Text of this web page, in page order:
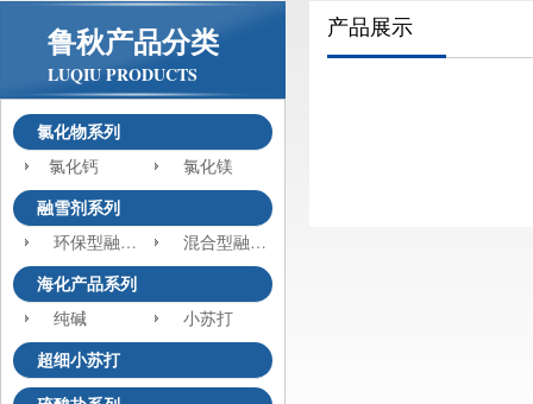
鲁秋产品分类
LUQIU PRODUCTS
氯化物系列
氯化钙 氯化镁
融雪剂系列
环保型融雪剂 混合型融雪剂
海化产品系列
纯碱 小苏打
超细小苏打
产品展示